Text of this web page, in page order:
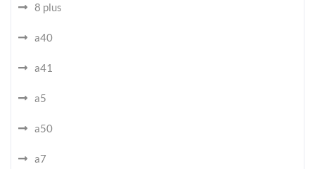
8 plus
a40
a41
a5
a50
a7